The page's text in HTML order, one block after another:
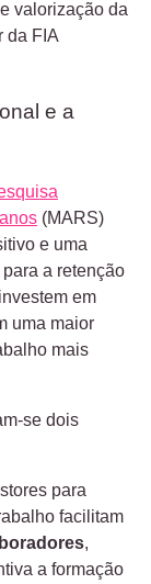
valorização da
da FIA
e a
(MARS)
e uma
a retenção
em
uma maior
mais
se dois
para
facilitam
,
a formação